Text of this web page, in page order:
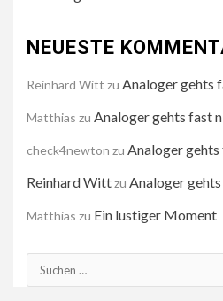
NEUESTE
Reinhard Witt zu Analoger gehts
Matthias zu Analoger gehts fast
check4newton zu Analoger
Reinhard Wittzu Analoger
Matthias zu Ein lustiger Moment
Suchen
nach: